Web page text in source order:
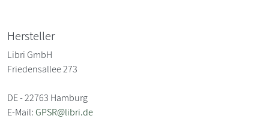
Hersteller
Libri GmbH
Friedensallee 273
DE - 22763 Hamburg
E-Mail:GPSR@libri.de